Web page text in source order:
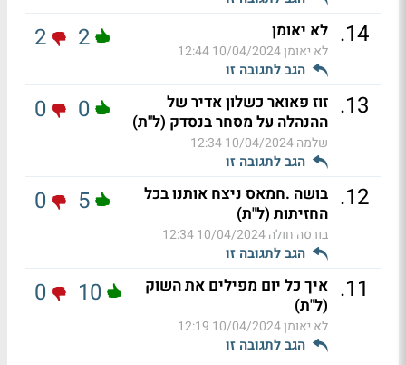
14
. לא יאומן
לא יאומן10/04/2024 12:44
הגב לתגובה זו
2
2
13
. זוז פאואר כשלון אדיר של
ההנהלה על מסחר בנסדק (ל"ת)
שלמה10/04/2024 12:34
הגב לתגובה זו
0
0
12
. בושה .חמאס ניצח אותנו בכל
החזיתות (ל"ת)
בורסה חולה10/04/2024 12:34
הגב לתגובה זו
5
0
11
. איך כל יום מפילים את השוק
(ל"ת)
לא יאומן10/04/2024 12:19
הגב לתגובה זו
10
0